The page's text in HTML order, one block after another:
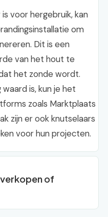
voor hergebruik, kan
om
Dit is een
van het hout te
het zonde wordt.
is, kun je het
zoals Marktplaats
zijn er ook knutselaars
voor hun projecten.
of